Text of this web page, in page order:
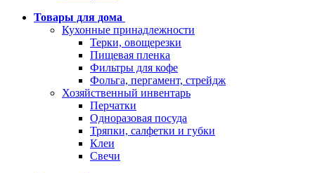
Товары для дома
Кухонные принадлежности
Терки, овощерезки
Пищевая пленка
Фильтры для кофе
Фольга, пергамент, стрейдж
Хозяйственный инвентарь
Перчатки
Одноразовая посуда
Тряпки, салфетки и губки
Клеи
Свечи